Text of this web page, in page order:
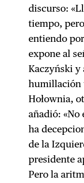
discurso:
tiempo,
entiendo
expone al
Kaczyński y
humillación
Hołownia,
añadió: «No
ha
de la
presidente
Pero la